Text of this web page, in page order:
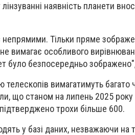
наявність планети
Тільки пряме
вимагає особливого
було безпосередньо
вимагатимуть багато
що станом на липень 2025
трохи більше 600.
у базі даних, незважаючи на